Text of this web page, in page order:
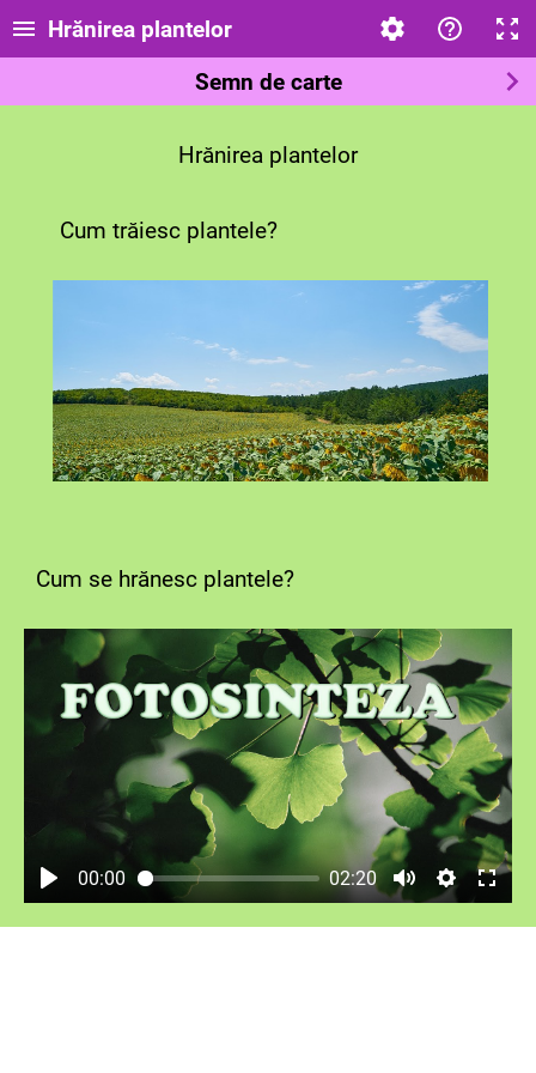
Hrănirea plantelor
Semn de carte
Hrănirea plantelor
Cum trăiesc plantele?
Cum se hrănesc plantele?
00:00 02:20